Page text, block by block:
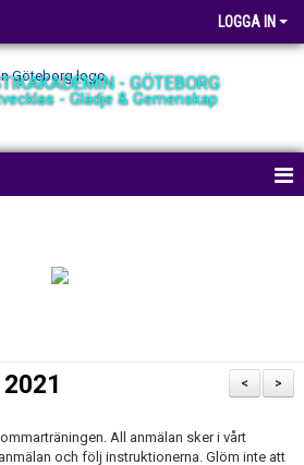
LOGGA IN
- GÖTEBORG
- Glädje & Gemenskap
>
<
All anmälan sker i vårt
och följ instruktionerna. Glöm inte att